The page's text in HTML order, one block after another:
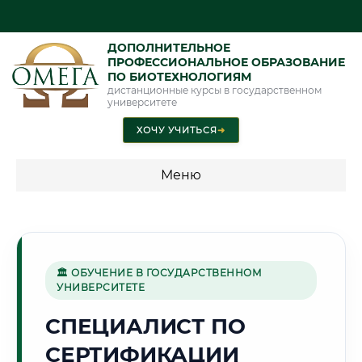
ДОПОЛНИТЕЛЬНОЕ
ПРОФЕССИОНАЛЬНОЕ ОБРАЗОВАНИЕ
ПО БИОТЕХНОЛОГИЯМ
дистанционные курсы в государственном
университете
ХОЧУ УЧИТЬСЯ➜
Меню
🏔️
Г. ВЛАДИКАВКАЗ
🏛 ОБУЧЕНИЕ В ГОСУДАРСТВЕННОМ
УНИВЕРСИТЕТЕ
СПЕЦИАЛИСТ ПО
СЕРТИФИКАЦИИ